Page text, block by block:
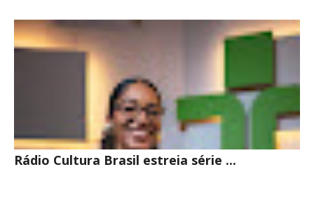
Rádio Cultura Brasil estreia série ...